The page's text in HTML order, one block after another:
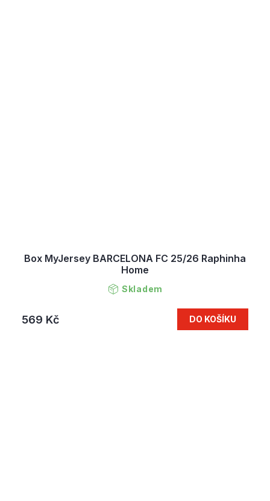
Box MyJersey BARCELONA FC 25/26 Raphinha
Home
Skladem
569 Kč DO KOŠÍKU